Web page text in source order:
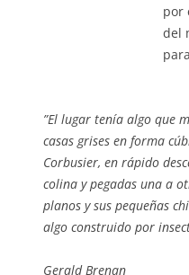
por
del
”El lugar tenía algo que
casas grises en forma
Corbusier, en rápido
colina y pegadas una a
planos y sus pequeñas
algo construido por
Gerald Brenan